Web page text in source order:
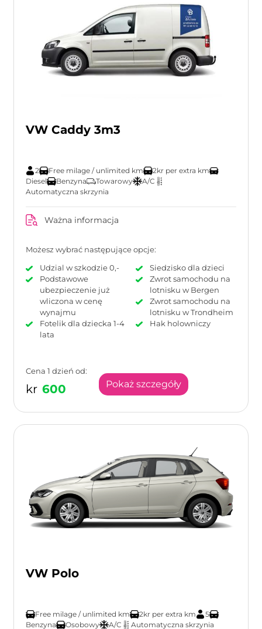
VW Caddy 3m3
2 Free milage / unlimited km
2kr per extra km
Diesel
Benzyna Towarowy
A/C
Automatyczna skrzynia
Ważna informacja
Możesz wybrać następujące opcje:
Udzial w szkodzie 0,-
Podstawowe
ubezpieczenie już
wliczona w cenę
wynajmu
Fotelik dla dziecka 1-4
lata
Siedzisko dla dzieci
Zwrot samochodu na
lotnisku w Bergen
Zwrot samochodu na
lotnisku w Trondheim
Hak holowniczy
Cena 1 dzień od:
kr 600 Pokaż szczegóły
VW Polo
Free milage / unlimited km 2kr per extra km
5
Benzyna
Osobowy A/C Automatyczna skrzynia